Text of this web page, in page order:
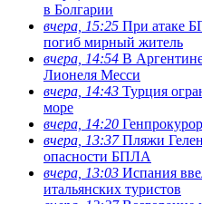
в Болгарии
вчера, 15:25 При атаке
погиб мирный житель
вчера, 14:54 В
Лионеля Месси
вчера, 14:43 Турция
море
вчера, 14:20
вчера, 13:37Пляжи
опасности БПЛА
вчера, 13:03 Испания
итальянских туристов